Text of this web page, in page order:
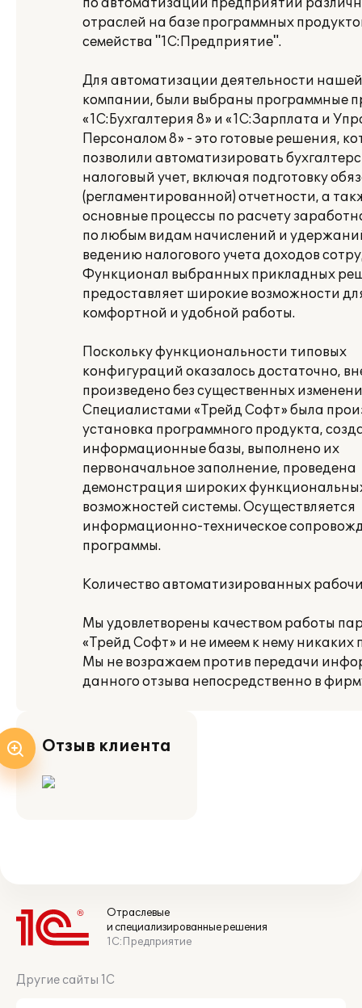
по автоматизации предприятий
отраслей на базе программных
семейства "1С:Предприятие".
Для автоматизации деятельности нашей
компании, были выбраны программные
«1С:Бухгалтерия 8» и «1С:Зарплата и
Персоналом 8» - это готовые решения,
позволили автоматизировать
налоговый учет, включая подготовку
(регламентированной) отчетности, а
основные процессы по расчету
по любым видам начислений и
ведению налогового учета доходов
Функционал выбранных прикладных
предоставляет широкие возможности
комфортной и удобной работы.
Поскольку функциональности типовых
конфигураций оказалось достаточно,
произведено без существенных
Специалистами «Трейд Софт» была
установка программного продукта,
информационные базы, выполнено их
первоначальное заполнение, проведена
демонстрация широких
возможностей системы. Осуществляется
информационно-техническое
программы.
Количество автоматизированных
Мы удовлетворены качеством работы
«Трейд Софт» и не имеем к нему никаких
Мы не возражаем против передачи
данного отзыва непосредственно в
Отзыв клиента
Отраслевые
и специализированные решения
1С:Предприятие
Другие сайты 1С